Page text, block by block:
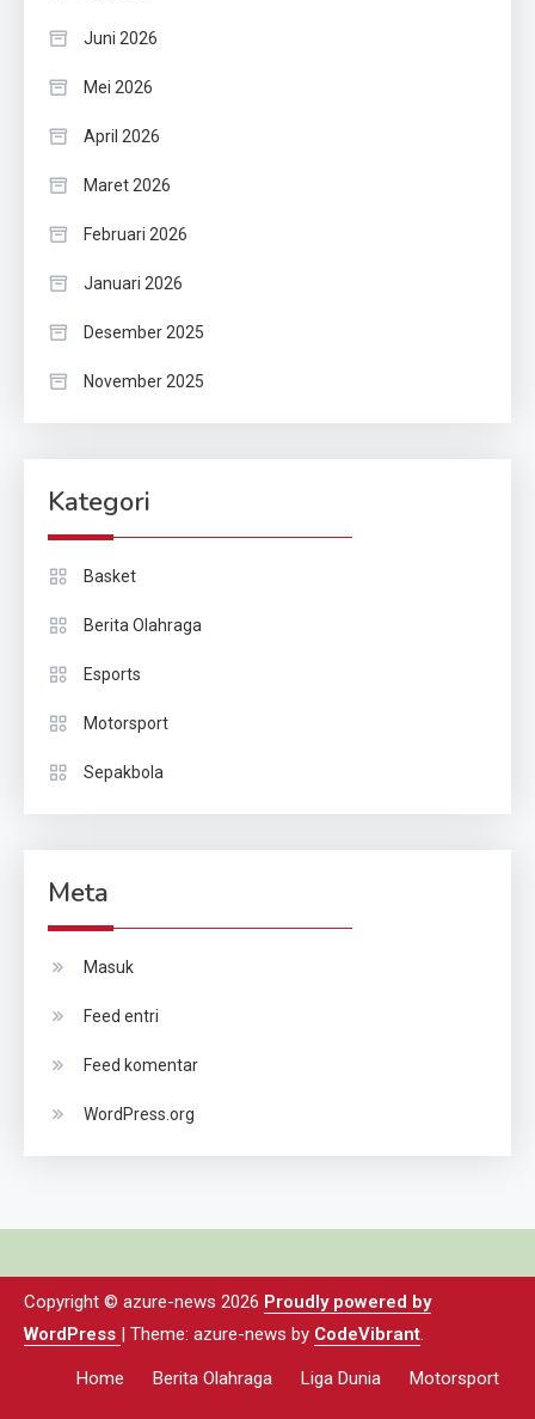
Juni 2026
Mei 2026
April 2026
Maret 2026
Februari 2026
Januari 2026
Desember 2025
November 2025
Kategori
Basket
Berita Olahraga
Esports
Motorsport
Sepakbola
Meta
Masuk
Feed entri
Feed komentar
WordPress.org
Copyright © azure-news 2026 Proudly powered by
WordPress | Theme: azure-news by CodeVibrant
Home Berita Olahraga Liga Dunia Motorsport